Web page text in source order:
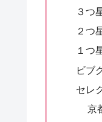
３つ
２つ
１つ
ビブ
セレ
京